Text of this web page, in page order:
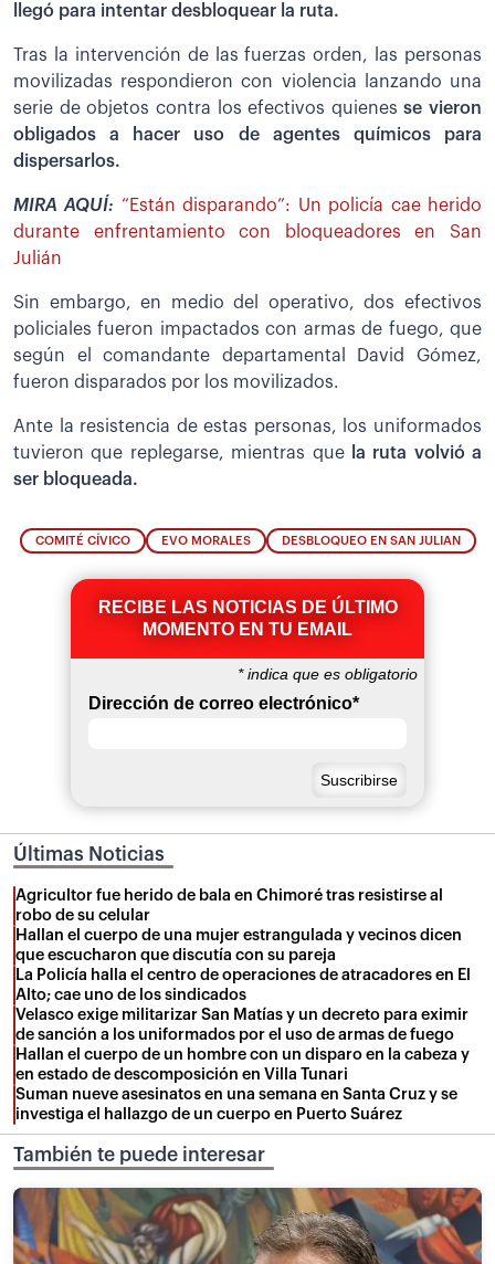
llegó para intentar desbloquear la ruta.
Tras la intervención de las fuerzas orden, las personas
movilizadas respondieron con violencia lanzando una
serie de objetos contra los efectivos quienesse vieron
obligados a hacer uso de agentes químicos para
dispersarlos.
MIRA AQUÍ: “Están disparando”: Un policía cae herido
durante enfrentamiento con bloqueadores en San
Julián
Sin embargo, en medio del operativo, dos efectivos
policiales fueron impactados con armas de fuego, que
según el comandante departamental David Gómez,
fueron disparados por los movilizados.
Ante la resistencia de estas personas, los uniformados
tuvieron que replegarse, mientras quela ruta volvió a
ser bloqueada.
COMITÉ CÍVICO EVO MORALES DESBLOQUEO EN SAN JULIAN
RECIBE LAS NOTICIAS DE ÚLTIMO
MOMENTO EN TU EMAIL
*indica que es obligatorio
Dirección de correo electrónico*
Últimas Noticias
Agricultor fue herido de bala en Chimoré tras resistirse al
robo de su celular
Hallan el cuerpo de una mujer estrangulada y vecinos dicen
que escucharon que discutía con su pareja
La Policía halla el centro de operaciones de atracadores en El
Alto; cae uno de los sindicados
Velasco exige militarizar San Matías y un decreto para eximir
de sanción a los uniformados por el uso de armas de fuego
Hallan el cuerpo de un hombre con un disparo en la cabeza y
en estado de descomposición en Villa Tunari
Suman nueve asesinatos en una semana en Santa Cruz y se
investiga el hallazgo de un cuerpo en Puerto Suárez
También te puede interesar